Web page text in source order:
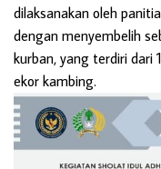
dilaksanakan oleh
dengan menyembelih
kurban, yang terdiri dari
ekor kambing.